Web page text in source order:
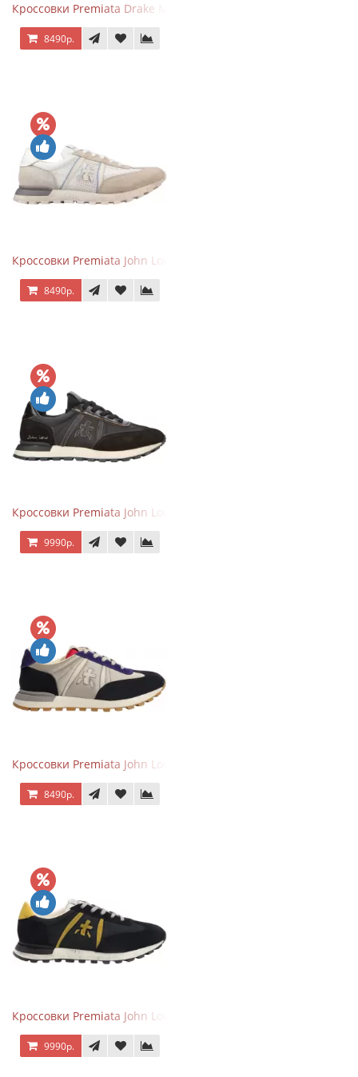
Кроссовки Premiata Drake Multi
8490р.
Кроссовки Premiata John Low Beige
8490р.
Кроссовки Premiata John Low черные
9990р.
Кроссовки Premiata John Low черные с серым
8490р.
Кроссовки Premiata John Low черные с желтым
9990р.